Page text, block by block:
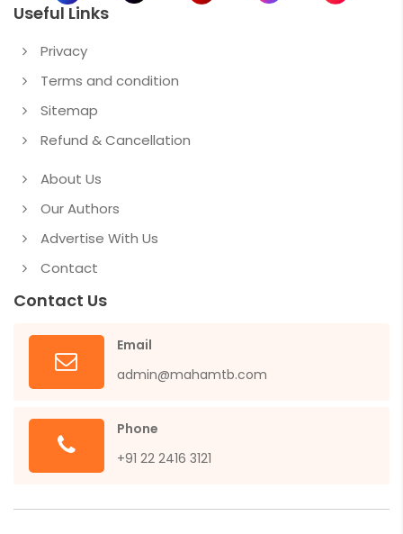
Useful Links
Privacy
Terms and condition
Sitemap
Refund & Cancellation
About Us
Our Authors
Advertise With Us
Contact
Contact Us
Email
admin@mahamtb.com
Phone
+91 22 2416 3121